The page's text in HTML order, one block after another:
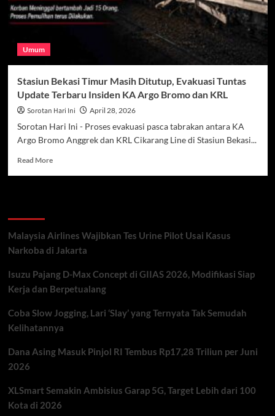
Umum
Stasiun Bekasi Timur Masih Ditutup, Evakuasi Tuntas
Update Terbaru Insiden KA Argo Bromo dan KRL
Sorotan Hari Ini April 28, 2026
Sorotan Hari Ini - Proses evakuasi pasca tabrakan antara KA
Argo Bromo Anggrek dan KRL Cikarang Line di Stasiun Bekasi...
Read MoreRead
Ditutup,
Evakuasi
Update
Terbaru
KA
Bromo
KRL
Malaysia Airlines Wajibkan Tes Urine Pilot Usai Kasus
Narkoba di Jakarta
Isuzu Pajang D-Max Concept di GIIAS 2026, Modifikasi Siap
Kerja dan Berpetualang
Coba Slow Jogging, Lari ‘Slay’ yang Ternyata Tak Semudah
Kelihatannya
Dana Asing Masuk Pinjol RI Tembus Rp17,28 Triliun per Juni
2026
XLSmart Semakin Ambisius Garap 5G, Target Lebih dari 100
Kota di 2026